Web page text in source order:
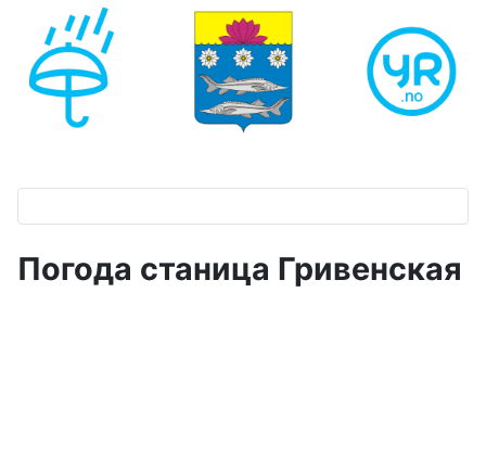
Погода станица Гривенская